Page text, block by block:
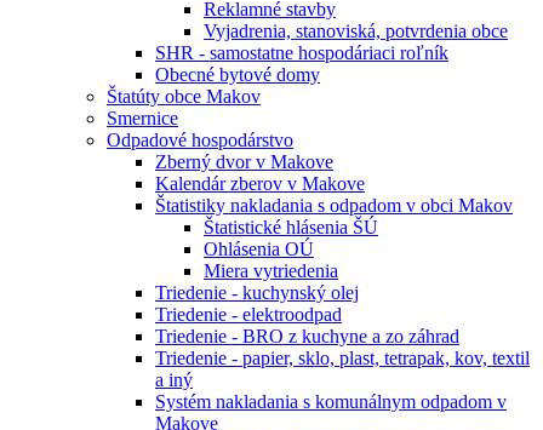
Reklamné stavby
Vyjadrenia, stanoviská, potvrdenia obce
SHR - samostatne hospodáriaci roľník
Obecné bytové domy
Štatúty obce Makov
Smernice
Odpadové hospodárstvo
Zberný dvor v Makove
Kalendár zberov v Makove
Štatistiky nakladania s odpadom v obci Makov
Štatistické hlásenia ŠÚ
Ohlásenia OÚ
Miera vytriedenia
Triedenie - kuchynský olej
Triedenie - elektroodpad
Triedenie - BRO z kuchyne a zo záhrad
Triedenie - papier, sklo, plast, tetrapak, kov, textil
a iný
Systém nakladania s komunálnym odpadom v
Makove